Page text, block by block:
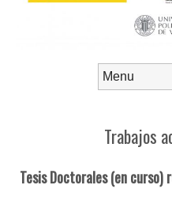
Trabajos
Tesis Doctorales (en curso)